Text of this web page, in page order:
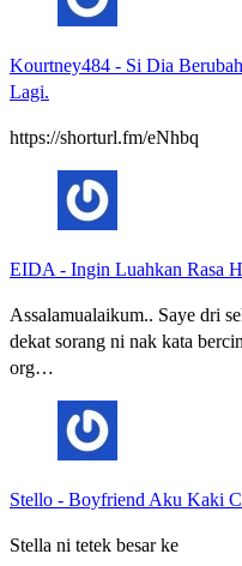
Kourtney484 - Si Dia
Lagi.
https://shorturl.fm/eNhbq
EIDA - Ingin Luahkan Rasa
Assalamualaikum.. Saye dri
dekat sorang ni nak kata
org…
Stello - Boyfriend Aku Kaki
Stella ni tetek besar ke